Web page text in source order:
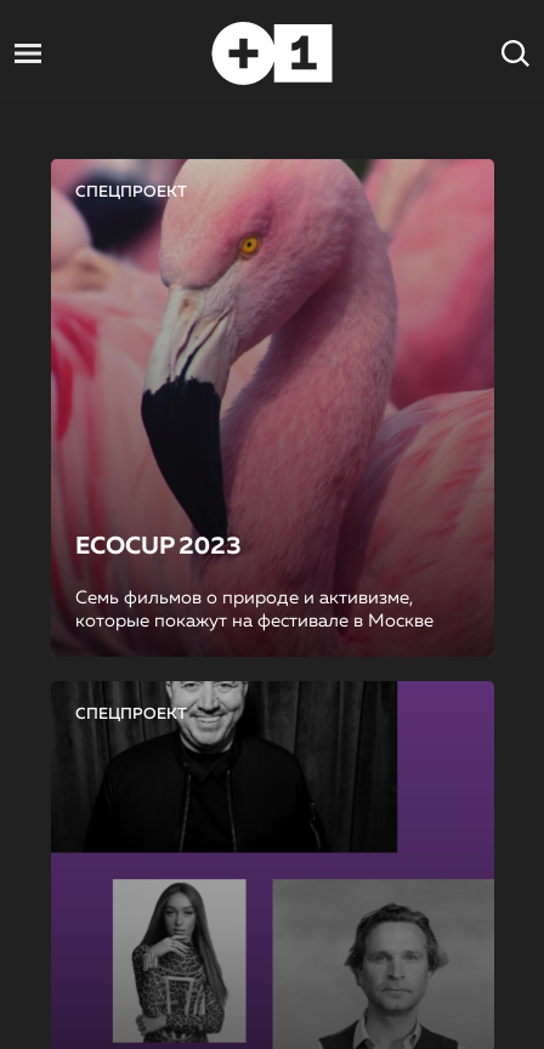
СПЕЦПРОЕКТ
ECOCUP 2023
Семь фильмов о природе и активизме,
которые покажут на фестивале в Москве
СПЕЦПРОЕКТ